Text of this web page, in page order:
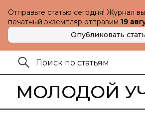
Отправьте статью сегодня! Журнал
печатный экземпляр отправим 19
Опубликовать
МОЛОДОЙ